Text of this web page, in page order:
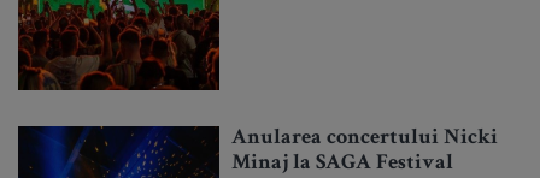
Anularea concertului Nicki
Minaj la SAGA Festival